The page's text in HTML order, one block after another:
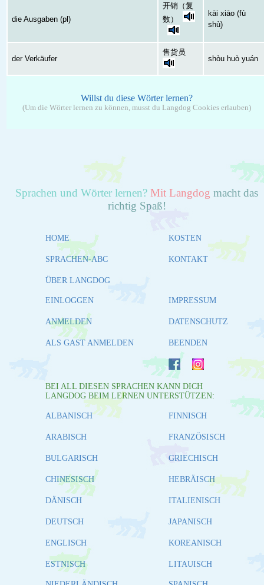
die Ausgaben (pl)
开销（复
数）
kāi xiāo (fù
shù)
der Verkäufer
售货员
shòu huò yuán
Willst du diese Wörter lernen?
(Um die Wörter lernen zu können, musst du Langdog Cookies erlauben)
Sprachen und Wörter lernen? Mit Langdog macht das
richtig Spaß!
HOME
SPRACHEN-ABC
ÜBER LANGDOG
KOSTEN
KONTAKT
EINLOGGEN
ANMELDEN
ALS GAST ANMELDEN
IMPRESSUM
DATENSCHUTZ
BEENDEN
BEI ALL DIESEN SPRACHEN KANN DICH
LANGDOG BEIM LERNEN UNTERSTÜTZEN:
ALBANISCH
ARABISCH
BULGARISCH
CHINESISCH
DÄNISCH
DEUTSCH
ENGLISCH
ESTNISCH
FINNISCH
FRANZÖSISCH
GRIECHISCH
HEBRÄISCH
ITALIENISCH
JAPANISCH
KOREANISCH
LITAUISCH